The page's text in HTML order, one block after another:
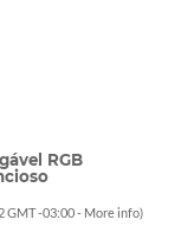
RGB
GMT -03:00 - More info)